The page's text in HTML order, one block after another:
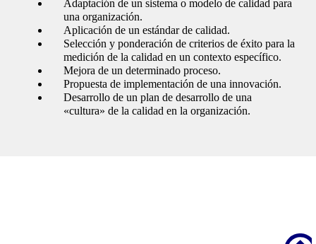
Adaptación de un sistema o modelo de calidad para
una organización.
Aplicación de un estándar de calidad.
Selección y ponderación de criterios de éxito para la
medición de la calidad en un contexto específico.
Mejora de un determinado proceso.
Propuesta de implementación de una innovación.
Desarrollo de un plan de desarrollo de una
«cultura» de la calidad en la organización.
Scroll